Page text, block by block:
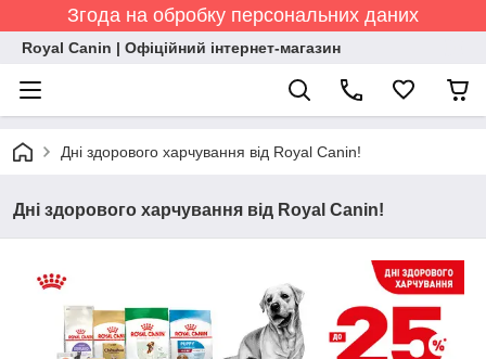
Згода на обробку персональних даних
Royal Canin | Офіційний інтернет-магазин
Дні здорового харчування від Royal Canin!
Дні здорового харчування від Royal Canin!